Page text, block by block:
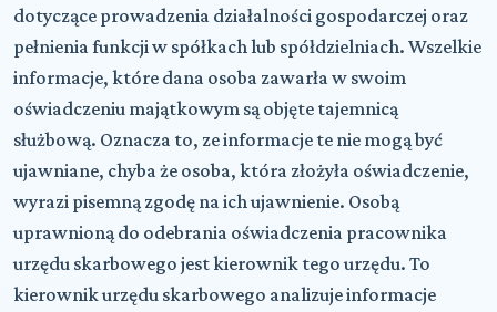
dotyczące prowadzenia działalności gospodarczej oraz
pełnienia funkcji w spółkach lub spółdzielniach. Wszelkie
informacje, które dana osoba zawarła w swoim
oświadczeniu majątkowym są objęte tajemnicą
służbową. Oznacza to, ze informacje te nie mogą być
ujawniane, chyba że osoba, która złożyła oświadczenie,
wyrazi pisemną zgodę na ich ujawnienie. Osobą
uprawnioną do odebrania oświadczenia pracownika
urzędu skarbowego jest kierownik tego urzędu. To
kierownik urzędu skarbowego analizuje informacje